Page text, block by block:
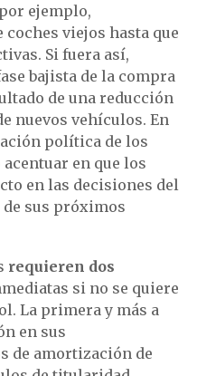
ejemplo,
viejos hasta que
Si fuera así,
bajista de la compra
de una reducción
nuevos vehículos. En
política de los
en que los
en las decisiones del
sus próximos
requieren dos
si no se quiere
La primera y más a
en sus
de amortización de